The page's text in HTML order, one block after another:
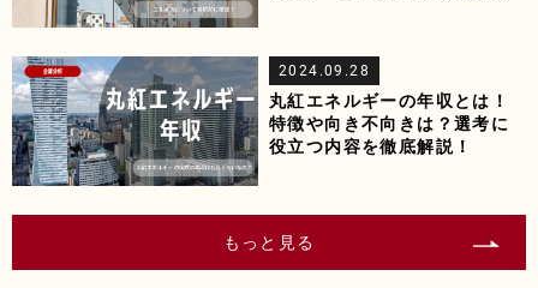
2024.09.28
丸紅エネルギーの年収とは！
特徴や向き不向きは？選考に
役立つ内容を徹底解説！
もっと見る